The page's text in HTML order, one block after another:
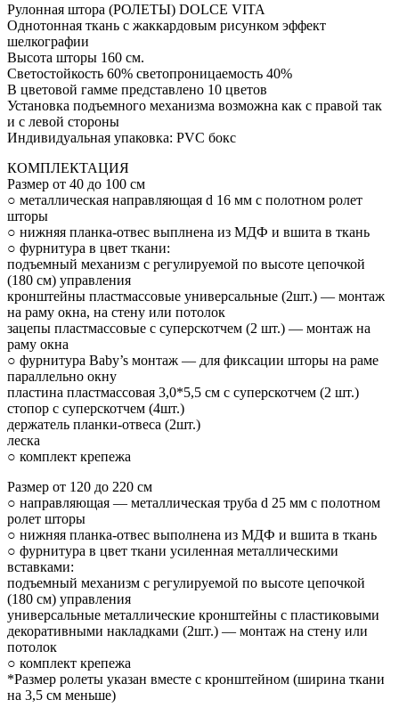
Рулонная штора (РОЛЕТЫ) DOLCE VITA
Однотонная ткань с жаккардовым рисунком эффект
шелкографии
Высота шторы 160 см.
Светостойкость 60% светопроницаемость 40%
В цветовой гамме представлено 10 цветов
Установка подъемного механизма возможна как с правой так
и с левой стороны
Индивидуальная упаковка: PVC бокс
КОМПЛЕКТАЦИЯ
Размер от 40 до 100 см
○ металлическая направляющая d 16 мм с полотном ролет
шторы
○ нижняя планка-отвес выплнена из МДФ и вшита в ткань
○ фурнитура в цвет ткани:
подъемный механизм с регулируемой по высоте цепочкой
(180 см) управления
кронштейны пластмассовые универсальные (2шт.) — монтаж
на раму окна, на стену или потолок
зацепы пластмассовые с суперскотчем (2 шт.) — монтаж на
раму окна
○ фурнитура Baby’s монтаж — для фиксации шторы на раме
параллельно окну
пластина пластмассовая 3,0*5,5 см с суперскотчем (2 шт.)
стопор с суперскотчем (4шт.)
держатель планки-отвеса (2шт.)
леска
○ комплект крепежа
Размер от 120 до 220 см
○ направляющая — металлическая труба d 25 мм с полотном
ролет шторы
○ нижняя планка-отвес выполнена из МДФ и вшита в ткань
○ фурнитура в цвет ткани усиленная металлическими
вставками:
подъемный механизм с регулируемой по высоте цепочкой
(180 см) управления
универсальные металлические кронштейны с пластиковыми
декоративными накладками (2шт.) — монтаж на стену или
потолок
○ комплект крепежа
*Размер ролеты указан вместе с кронштейном (ширина ткани
на 3,5 см меньше)